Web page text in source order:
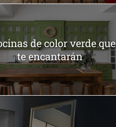
de color verde que
te encantarán